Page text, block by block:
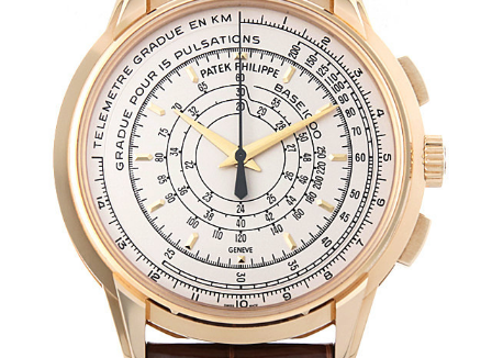
全てのブランドを見
る
ロレックス
パテック
フィリップ
オーデマピゲ ウブロ カルティエ